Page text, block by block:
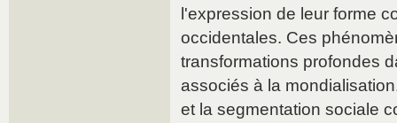
l'expression de leur forme
occidentales. Ces
transformations profondes
associés à la
et la segmentation sociale